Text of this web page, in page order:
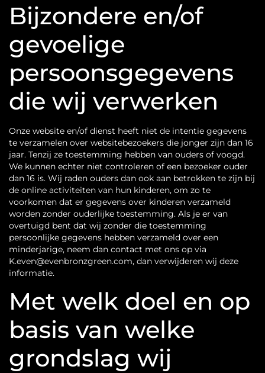
Bijzondere en/of
gevoelige
persoonsgegevens
die wij verwerken
Onze website en/of dienst heeft niet de intentie gegevens
te verzamelen over websitebezoekers die jonger zijn dan 16
jaar. Tenzij ze toestemming hebben van ouders of voogd.
We kunnen echter niet controleren of een bezoeker ouder
dan 16 is. Wij raden ouders dan ook aan betrokken te zijn bij
de online activiteiten van hun kinderen, om zo te
voorkomen dat er gegevens over kinderen verzameld
worden zonder ouderlijke toestemming. Als je er van
overtuigd bent dat wij zonder die toestemming
persoonlijke gegevens hebben verzameld over een
minderjarige, neem dan contact met ons op via
K.even@evenbronzgreen.com, dan verwijderen wij deze
informatie.
Met welk doel en op
basis van welke
grondslag wij